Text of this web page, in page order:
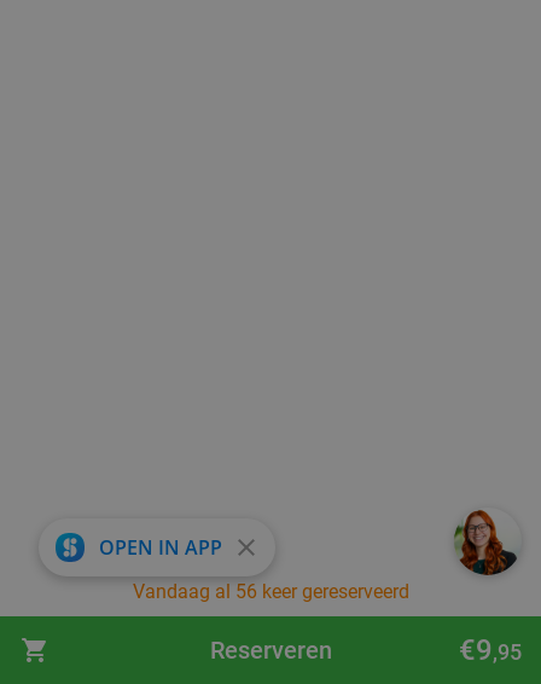
Vandaag al 56 keer gereserveerd
Reserveren €9,95
OPEN IN APP close